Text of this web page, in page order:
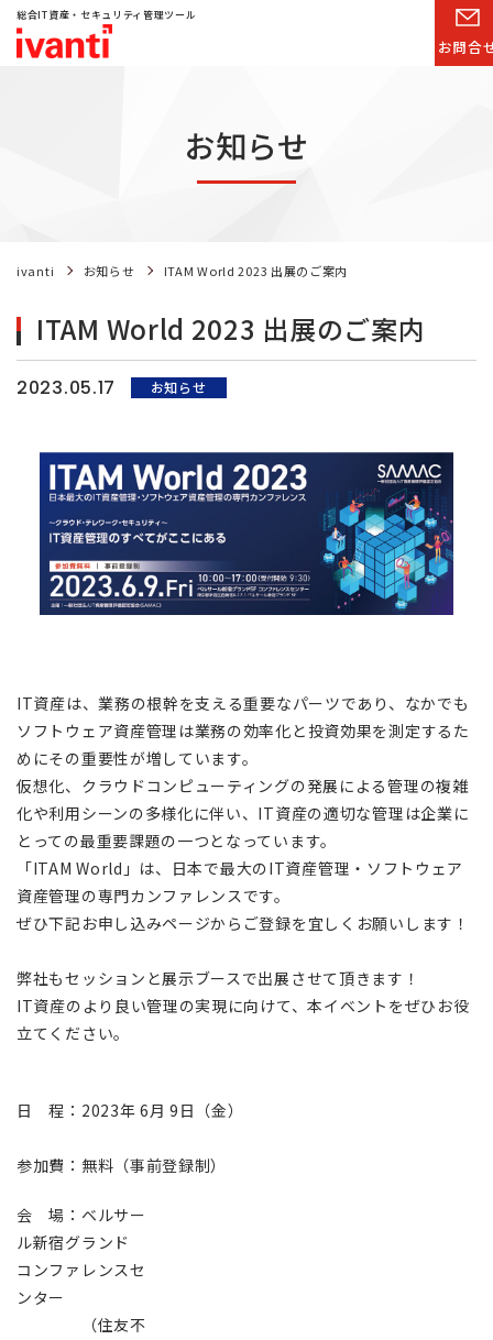
総合IT資産・セキュリティ管理ツール
お問合
お知らせ
ivanti お知らせ ITAM World 2023 出展のご案内
ITAM World 2023 出展のご案内
2023.05.17 お知らせ
IT資産は、業務の根幹を支える重要なパーツであり、なかでも
ソフトウェア資産管理は業務の効率化と投資効果を測定するた
めにその重要性が増しています。
仮想化、クラウドコンピューティングの発展による管理の複雑
化や利用シーンの多様化に伴い、IT資産の適切な管理は企業に
とっての最重要課題の一つとなっています。
「ITAM World」は、日本で最大のIT資産管理・ソフトウェア
資産管理の専門カンファレンスです。
ぜひ下記お申し込みページからご登録を宜しくお願いします！
弊社もセッションと展示ブースで出展させて頂きます！
IT資産のより良い管理の実現に向けて、本イベントをぜひお役
立てください。
日 程：2023年 6月 9日（金）
参加費：無料（事前登録制）
会 場：ベルサー
ル新宿グランド
コンファレンスセ
ンター
（住友不